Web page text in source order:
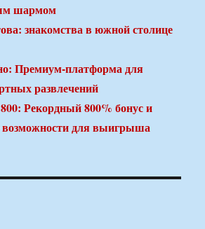
шармом
знакомства в южной столице
Премиум-платформа для
развлечений
Рекордный 800% бонус и
возможности для выигрыша